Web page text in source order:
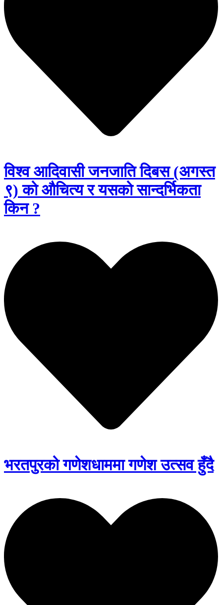
विश्व आदिवासी जनजाति दिबस (अगस्त
९) को औचित्य र यसको सान्दर्भिकता
किन ?
भरतपुरको गणेशधाममा गणेश उत्सव हुँदै